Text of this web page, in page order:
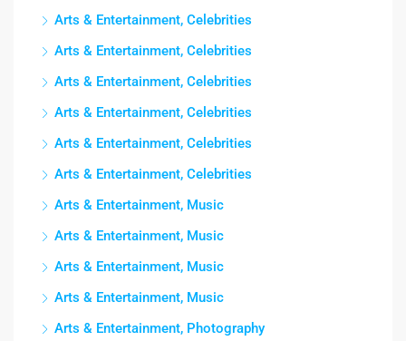
Arts & Entertainment, Celebrities
Arts & Entertainment, Celebrities
Arts & Entertainment, Celebrities
Arts & Entertainment, Celebrities
Arts & Entertainment, Celebrities
Arts & Entertainment, Celebrities
Arts & Entertainment, Music
Arts & Entertainment, Music
Arts & Entertainment, Music
Arts & Entertainment, Music
Arts & Entertainment, Photography